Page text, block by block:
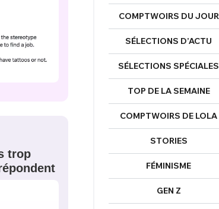
trop
COMPTWOIRS DU JOUR
SÉLECTIONS D’ACTU
SÉLECTIONS SPÉCIALES
TOP DE LA SEMAINE
COMPTWOIRS DE LOLA
STORIES
FÉMINISME
GEN Z
Mot de passe perdu ?
CONNEXION
Un Thread
C'EST PARTI